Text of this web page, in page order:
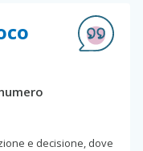
e decisione, dove